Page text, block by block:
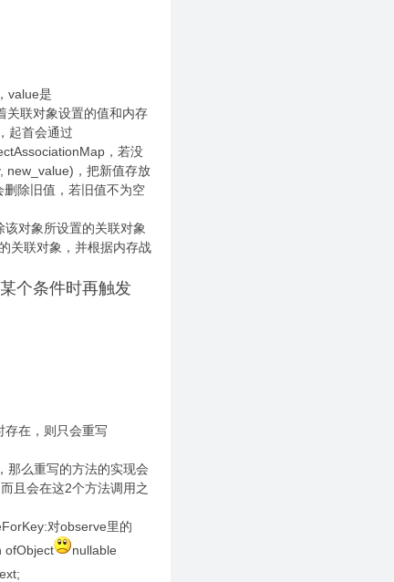
value是
关联对象设置的值和内存
起首会通过
，若没
new_value)，把新值存放
除旧值，若旧值不为空
对象所设置的关联对象
关联对象，并根据内存战
个条件时再触发
在，则只会重写
那么重写的方法的实现会
且会在这2个方法调用之
对observe里的
ofObject
nullable